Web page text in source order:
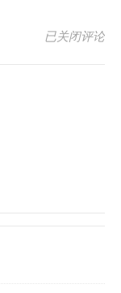
【记录】顺
已关闭评论